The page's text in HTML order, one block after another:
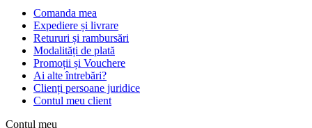
Comanda mea
Expediere și livrare
Retururi și rambursări
Modalități de plată
Promoții și Vouchere
Ai alte întrebări?
Clienți persoane juridice
Contul meu client
Contul meu